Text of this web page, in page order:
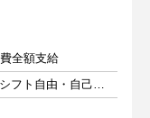
全額支給
週3日以上 1日3時間以上 シフト自由・自己申告